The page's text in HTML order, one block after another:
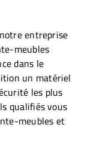
entreprise
meubles
dans le
un matériel
les plus
qualifiés vous
meubles et